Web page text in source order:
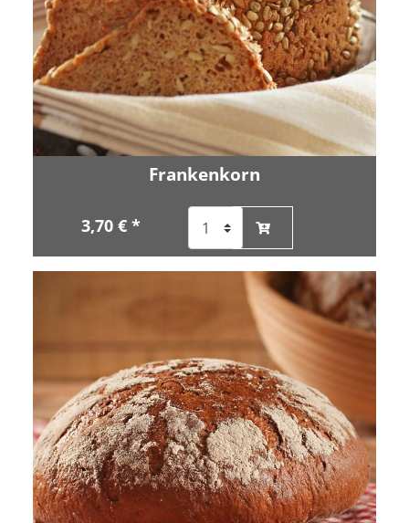
Frankenkorn
3,70 € *